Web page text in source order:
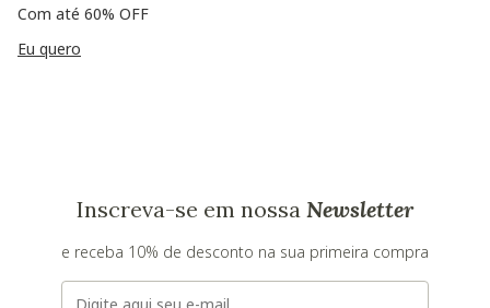
Com até 60% OFF
Eu quero
Inscreva-se em nossa Newsletter
e receba 10% de desconto na sua primeira compra
E-mail